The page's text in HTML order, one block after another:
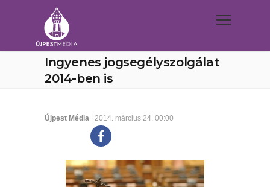
Ingyenes jogsegélyszolgálat
2014-ben is
Újpest Média | 2014. március 24. 00:00